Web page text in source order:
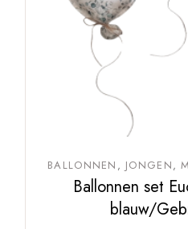
BALLONNEN JONGEN
Ballonnen set
blauw/